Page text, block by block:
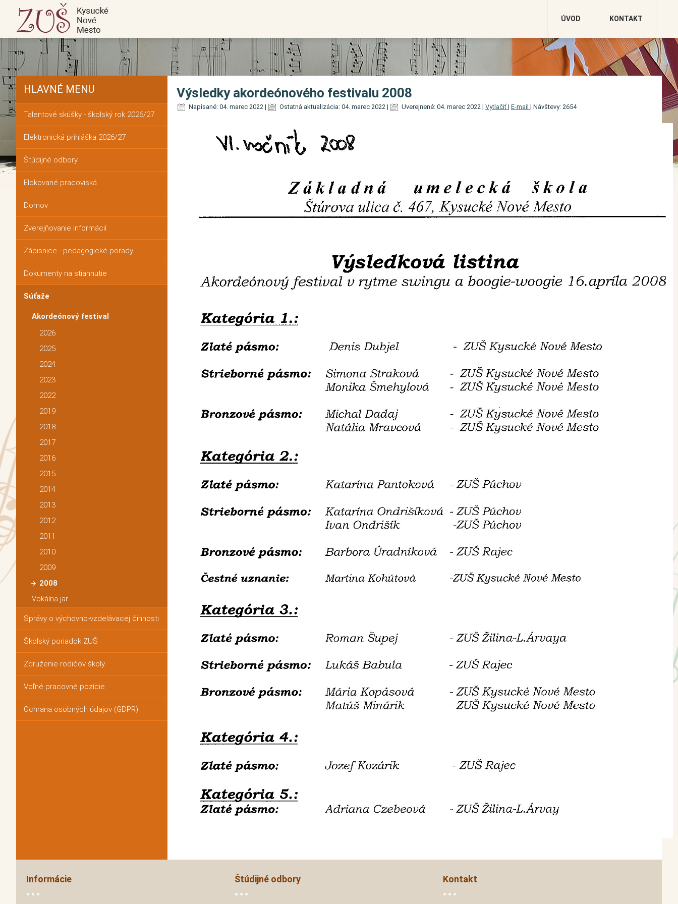
ÚVOD KONTAKT
HLAVNÉ MENU
Talentové skúšky - školský rok 2026/27
Elektronická prihláška 2026/27
Štúdijné odbory
Elokované pracoviská
Domov
Zverejňovanie informácií
Zápisnice - pedagogické porady
Dokumenty na stiahnutie
Súťaže
Akordeónový festival
2026
2025
2024
2023
2022
2019
2018
2017
2016
2015
2014
2013
2012
2011
2010
2009
2008
Vokálna jar
Správy o výchovno-vzdelávacej činnosti
Školský poriadok ZUŠ
Združenie rodičov školy
Voľné pracovné pozície
Ochrana osobných údajov (GDPR)
Výsledky akordeónového festivalu 2008
Napísané: 04. marec 2022 | Ostatná aktualizácia: 04. marec 2022 | Uverejnené: 04. marec 2022 | Vytlačiť | E-mail | Návštevy: 2654
Informácie Štúdijné odbory Kontakt